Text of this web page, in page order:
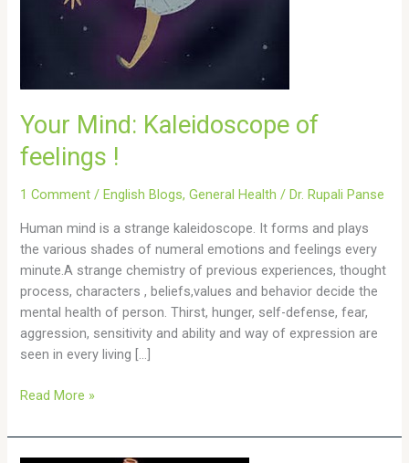
Your Mind: Kaleidoscope of
feelings !
1 Comment / English Blogs,General Health / Dr. Rupali Panse
Human mind is a strange kaleidoscope. It forms and plays
the various shades of numeral emotions and feelings every
minute.A strange chemistry of previous experiences, thought
process, characters , beliefs,values and behavior decide the
mental health of person. Thirst, hunger, self-defense, fear,
aggression, sensitivity and ability and way of expression are
seen in every living […]
Read More »